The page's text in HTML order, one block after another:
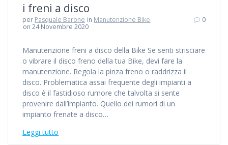
i freni a disco
per Pasquale Barone in Manutenzione Bike
on 24 Novembre 2020
0
Manutenzione freni a disco della Bike Se senti strisciare
o vibrare il disco freno della tua Bike, devi fare la
manutenzione. Regola la pinza freno o raddrizza il
disco. Problematica assai frequente degli impianti a
disco è il fastidioso rumore che talvolta si sente
provenire dall’impianto. Quello dei rumori di un
impianto frenate a disco…
Leggi tutto